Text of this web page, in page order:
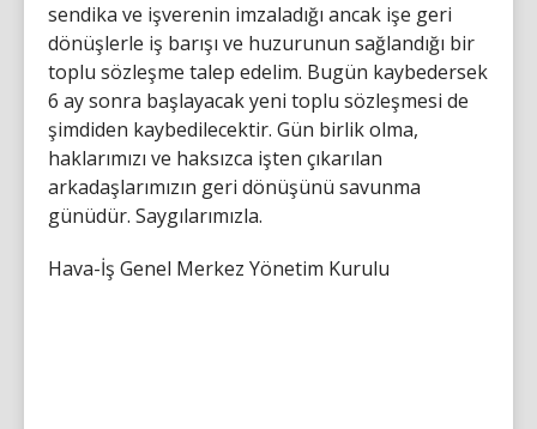
sendika ve işverenin imzaladığı ancak işe geri
dönüşlerle iş barışı ve huzurunun sağlandığı bir
toplu sözleşme talep edelim. Bugün kaybedersek
6 ay sonra başlayacak yeni toplu sözleşmesi de
şimdiden kaybedilecektir. Gün birlik olma,
haklarımızı ve haksızca işten çıkarılan
arkadaşlarımızın geri dönüşünü savunma
günüdür. Saygılarımızla.
Hava-İş Genel Merkez Yönetim Kurulu